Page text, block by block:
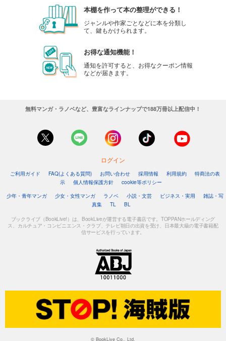
本棚を作って本の整理ができる！
ジャンルや作家ごとなどに本を分類し
て、鍵もかけられます。
お得な通知機能！
通知を許可すると、お得なクーポン情報
などが届きます。
無料マンガ・ラノベなど、豊富なラインナップで188万冊以上配信中！
ログイン
ご利用ガイド FAQ(よくある質問) お問い合わせ 採用情報 利用規約
特商法の表
示
個人情報保護方針
cookie等ポリシー
少年・青年マンガ
少女・女性マンガ ラノベ 小説・文芸 ビジネス・実用
雑誌・写
真集
TL BL
ブックライブ（BookLive!）は、BookLiveが運営する電子書店です。TOPPANホールディング
ス、カルチュア・コンビニエンス・クラブ、テレビ朝日の出資を受け、日本最大級の電子書籍配
信サービスを行っています。
© BookLive Co., Ltd.